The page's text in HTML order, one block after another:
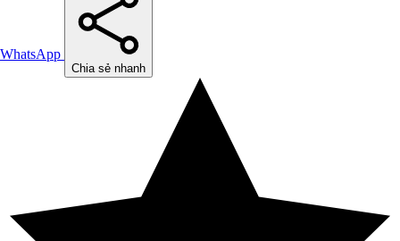
WhatsApp
Chia sẻ nhanh